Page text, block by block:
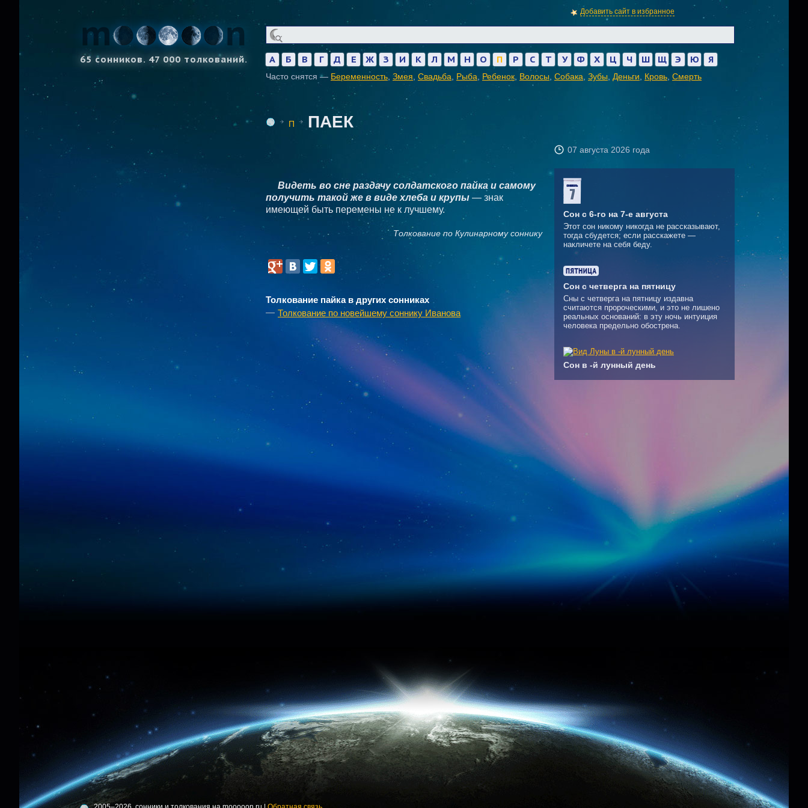
Добавить сайт в избранное
65 сонников. 47 000 толкований. А Б В Г Д Е Ж З И К Л М Н О П Р С Т У Ф Х Ц Ч Ш Щ Э Ю Я
Часто снятся — Беременность Змея Свадьба Рыба Ребенок Волосы Собака Зубы Деньги Кровь Смерть
П ПАЕК
07 августа 2026 года
Видеть во сне раздачу солдатского пайка и самому
получить такой же в виде хлеба и крупы — знак
имеющей быть перемены не к лучшему.
Толкование по Кулинарному соннику
Толкование пайка в других сонниках
Толкование по новейшему соннику Иванова
Сон с 6-го на 7-е августа
Этот сон никому никогда не рассказывают,
тогда сбудется; если расскажете —
накличете на себя беду.
Сон с четверга на пятницу
Сны с четверга на пятницу издавна
считаются пророческими, и это не лишено
реальных оснований: в эту ночь интуиция
человека предельно обострена.
Сон в -й лунный день